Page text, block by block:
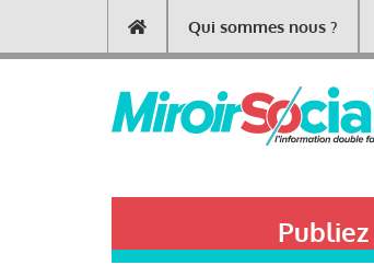
contenu
Main
navigation
Qui sommes nous ?
Publiez